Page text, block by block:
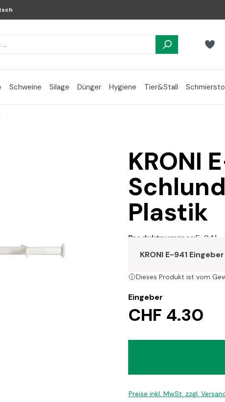
Schweine Silage Dünger Hygiene Tier&Stall
KRONI
Plastik
Produktnummer:E-941
KRONI E-941
Eingeber
CHF 4.30
Dieses Produkt ist vom
Preise inkl. MwSt. zzgl.